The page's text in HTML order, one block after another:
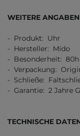
WEITERE ANGABEN
- Produkt: Uhr
- Hersteller: Mido
- Besonderheit: 80h
- Verpackung:
- Schließe:
- Garantie: 2 Jahre
TECHNISCHE